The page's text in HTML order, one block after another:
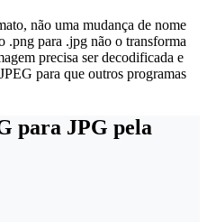
não uma mudança de nome
.png para .jpg não o transforma
precisa ser decodificada e
para que outros programas
para JPG pela